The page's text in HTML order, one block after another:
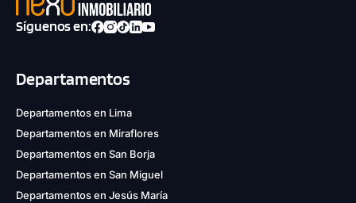
Síguenos en:
Departamentos
Departamentos en Lima
Departamentos en Miraflores
Departamentos en San Borja
Departamentos en San Miguel
Departamentos en Jesús María